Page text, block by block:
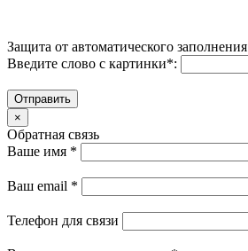
Защита от автоматического заполнения
Введите слово с картинки*:
Отправить
×
Обратная связь
Ваше имя *
Ваш email *
Телефон для связи